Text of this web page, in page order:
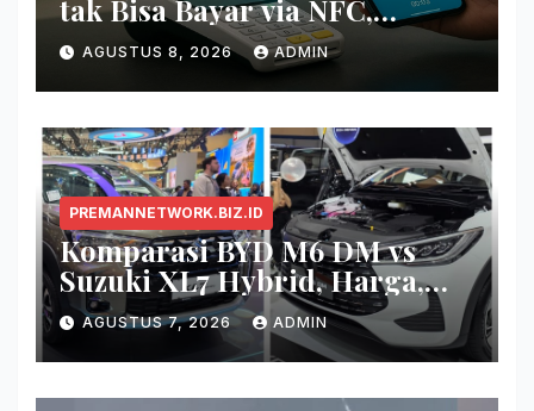
tak Bisa Bayar via NFC,
Google Wallet Disorot
AGUSTUS 8, 2026 ADMIN
PREMANNETWORK.BIZ.ID
Komparasi BYD M6 DM vs
Suzuki XL7 Hybrid, Harga,
Fitur, dan Seberapa Irit?
AGUSTUS 7, 2026 ADMIN